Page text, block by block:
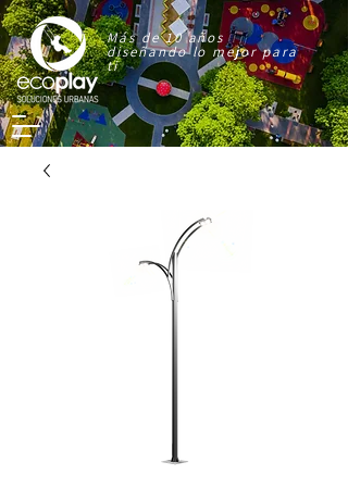
Más de 10 años
diseñando lo mejor para
ti